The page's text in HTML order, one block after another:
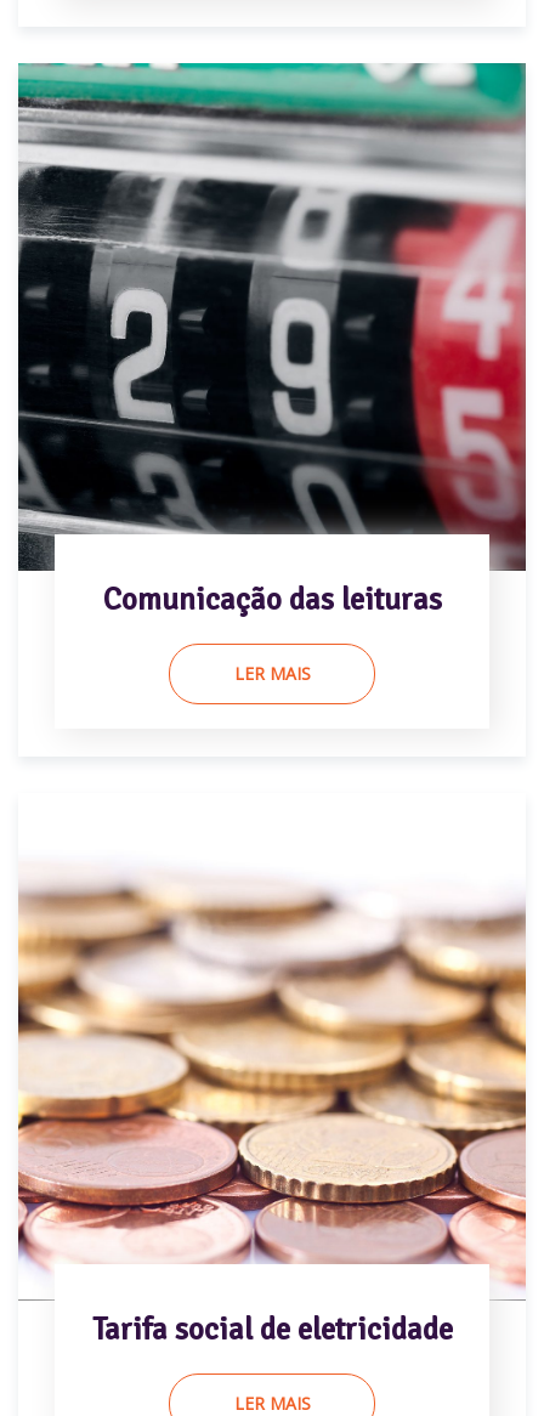
Comunicação das leituras
LER MAIS
Tarifa social de eletricidade
LER MAIS